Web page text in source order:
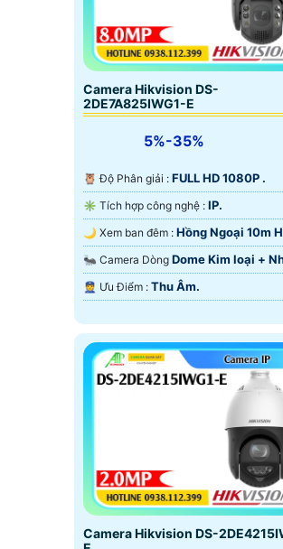
🔥 Camera hikvision DS-
♔ Tùy vào từng công trình
hình ảnh FULL HD 1080P
văn phòng gia dình thì chọn
Camera Hikvision DS-
2DE7A825IWG1-E
5%-35%
🦉 Độ Phân giải : FULL HD 1080P .
✳️ Tích hợp công nghệ : IP.
🌙 Xem ban đêm : Hồng Ngoại 10m
Ngoại SMD.
🐜 Camera Dòng Dome Kim loại +
️👮 Ưu Điểm : Thu Âm.
Camera Hikvision DS-